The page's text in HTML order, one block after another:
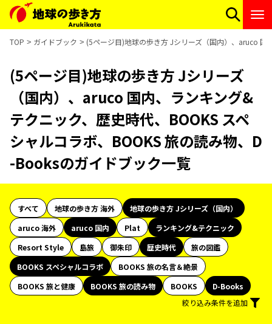
TOP ガイドブック (5ページ目)地球の歩き方 Jシリーズ（国内）、aruco
(5ページ目)地球の歩き方 Jシリーズ
（国内）、aruco 国内、ランキング&
テクニック、歴史時代、BOOKS スペ
シャルコラボ、BOOKS 旅の読み物、D
-Booksのガイドブック一覧
すべて 地球の歩き方 海外
地球の歩き方 Jシリーズ（国内）
aruco 海外
aruco 国内 Plat
ランキング&テクニック
Resort Style
島旅 御朱印 歴史時代
旅の図鑑
BOOKS スペシャルコラボ
BOOKS 旅の名言＆絶景
BOOKS 旅と健康
BOOKS 旅の読み物 BOOKS
D-Books
絞り込み条件を追加